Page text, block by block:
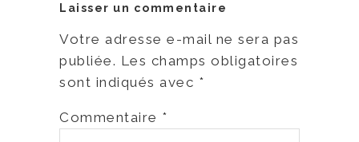
Laisser un commentaire
Votre adresse e-mail ne sera pas
publiée. Les champs obligatoires
sont indiqués avec *
Commentaire *